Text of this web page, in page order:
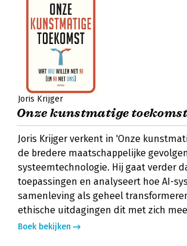
Joris Krijger
Onze kunstmatige toekomst
Joris Krijger verkent in 'Onze
de bredere maatschappelijke
systeemtechnologie. Hij gaat verder
toepassingen en analyseert hoe AI-
samenleving als geheel
ethische uitdagingen dit met zich
Boek bekijken